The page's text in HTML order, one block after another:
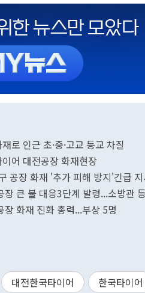
로 인근 초·중·고교 등교 차질
어 대전공장 화재현장
공장 화재 '추가 피해 방지'긴급 지
큰 불 대응3단계 발령...소방관
화재 진화 총력...부상 5명
대전한국타이어 한국타이어